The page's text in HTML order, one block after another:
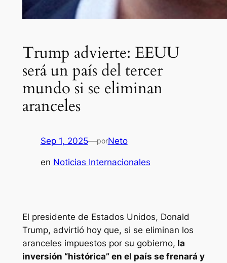
Trump advierte: EEUU
será un país del tercer
mundo si se eliminan
aranceles
Sep 1, 2025—porNeto
en Noticias Internacionales
El presidente de Estados Unidos, Donald
Trump, advirtió hoy que, si se eliminan los
aranceles impuestos por su gobierno, la
inversión “histórica” en el país se frenará y